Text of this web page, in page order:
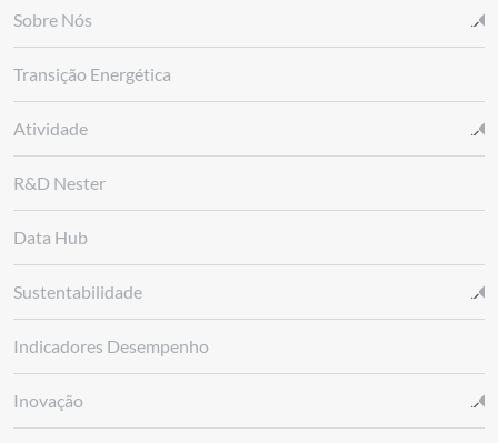
Sobre Nós
Transição Energética
Atividade
R&D Nester
Data Hub
Sustentabilidade
Indicadores Desempenho
Inovação